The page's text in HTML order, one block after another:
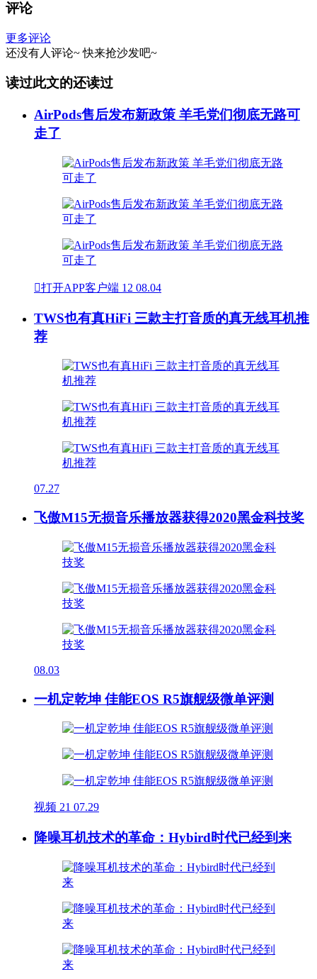
评论
更多评论
还没有人评论~ 快来抢沙发吧~
读过此文的还读过
AirPods售后发布新政策 羊毛党们彻底无路可
走了
打开APP客户端 12 08.04
TWS也有真HiFi 三款主打音质的真无线耳机推
荐
07.27
飞傲M15无损音乐播放器获得2020黑金科技奖
08.03
一机定乾坤 佳能EOS R5旗舰级微单评测
视频 21 07.29
降噪耳机技术的革命：Hybird时代已经到来